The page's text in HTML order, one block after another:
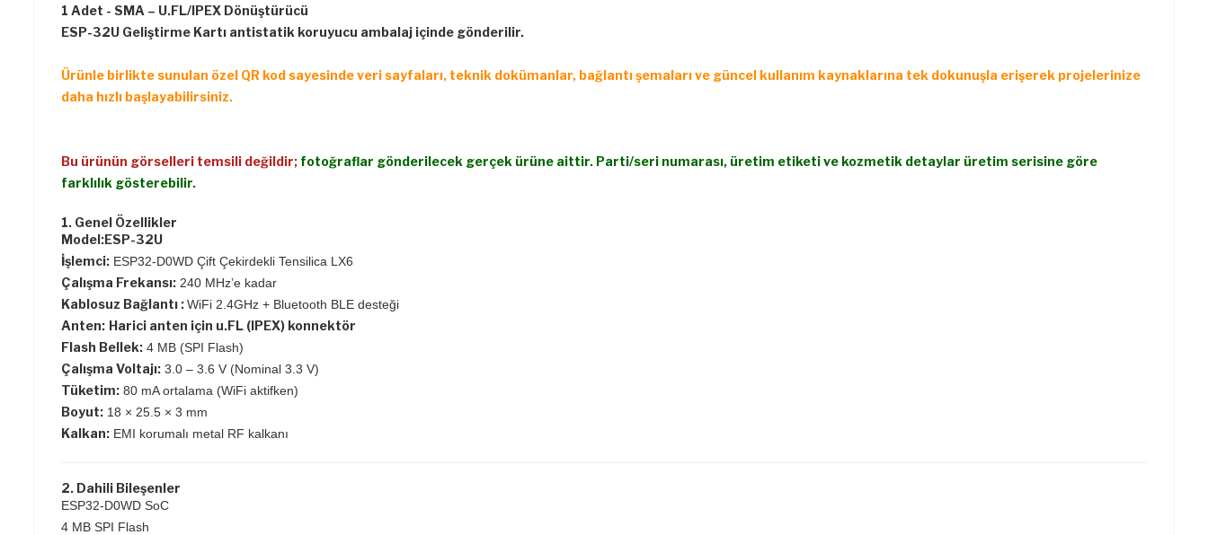
1 Adet - SMA – U.FL/IPEX Dönüştürücü
ESP-32U Geliştirme Kartı antistatik koruyucu ambalaj içinde gönderilir.
Ürünle birlikte sunulan özel QR kod sayesinde veri sayfaları, teknik dokümanlar, bağlantı şemaları ve güncel kullanım kaynaklarına tek dokunuşla erişerek projelerinize
daha hızlı başlayabilirsiniz.
Bu ürünün görselleri temsili değildir; fotoğraflar gönderilecek gerçek ürüne aittir. Parti/seri numarası, üretim etiketi ve kozmetik detaylar üretim serisine göre
farklılık gösterebilir.
1. Genel Özellikler
Model:ESP-32U
İşlemci: ESP32-D0WD Çift Çekirdekli Tensilica LX6
Çalışma Frekansı: 240 MHz’e kadar
Kablosuz Bağlantı :WiFi 2.4GHz + Bluetooth BLE desteği
Anten: Harici anten için u.FL (IPEX) konnektör
Flash Bellek: 4 MB (SPI Flash)
Çalışma Voltajı: 3.0 – 3.6 V (Nominal 3.3 V)
Tüketim: 80 mA ortalama (WiFi aktifken)
Boyut: 18 × 25.5 × 3 mm
Kalkan: EMI korumalı metal RF kalkanı
2. Dahili Bileşenler
ESP32-D0WD SoC
4 MB SPI Flash